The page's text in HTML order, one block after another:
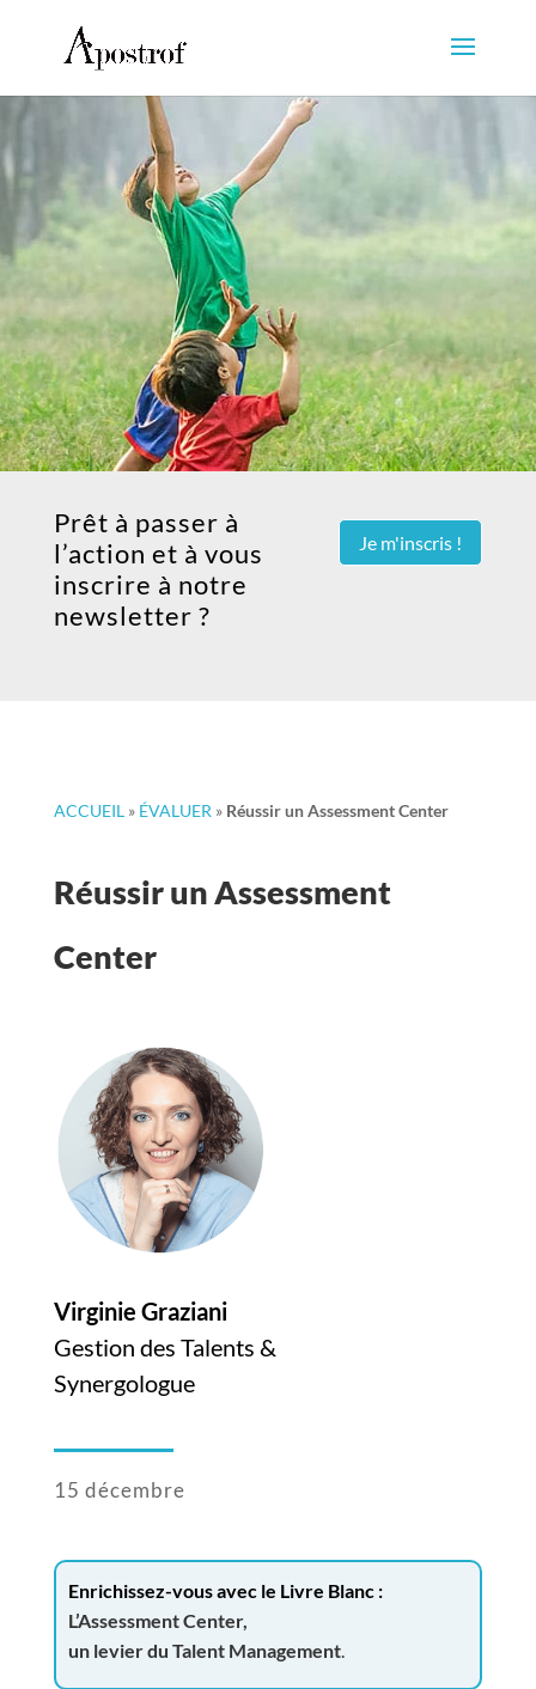
Prêt à passer à
l’action et à vous
inscrire à notre
newsletter ?
Je m'inscris !
ACCUEIL» ÉVALUER » Réussir un Assessment Center
Réussir un Assessment
Center
Virginie Graziani
Gestion des Talents &
Synergologue
15 décembre
Enrichissez-vous avec le Livre Blanc :
L’Assessment Center,
un levier du Talent Management.